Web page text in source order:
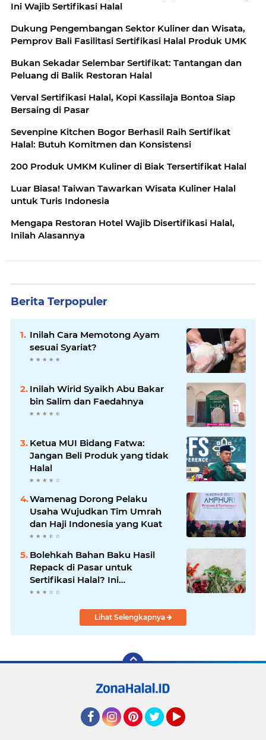
Ini Wajib Sertifikasi Halal
Dukung Pengembangan Sektor Kuliner dan Wisata,
Pemprov Bali Fasilitasi Sertifikasi Halal Produk UMK
Bukan Sekadar Selembar Sertifikat: Tantangan dan
Peluang di Balik Restoran Halal
Verval Sertifikasi Halal, Kopi Kassilaja Bontoa Siap
Bersaing di Pasar
Sevenpine Kitchen Bogor Berhasil Raih Sertifikat
Halal: Butuh Komitmen dan Konsistensi
200 Produk UMKM Kuliner di Biak Tersertifikat Halal
Luar Biasa! Taiwan Tawarkan Wisata Kuliner Halal
untuk Turis Indonesia
Mengapa Restoran Hotel Wajib Disertifikasi Halal,
Inilah Alasannya
Berita Terpopuler
Inilah Cara Memotong Ayam
sesuai Syariat?
Inilah Wirid Syaikh Abu Bakar
bin Salim dan Faedahnya
Ketua MUI Bidang Fatwa:
Jangan Beli Produk yang tidak
Halal
Wamenag Dorong Pelaku
Usaha Wujudkan Tim Umrah
dan Haji Indonesia yang Kuat
Bolehkah Bahan Baku Hasil
Repack di Pasar untuk
Sertifikasi Halal? Ini
Penjelasannya
Lihat Selengkapnya